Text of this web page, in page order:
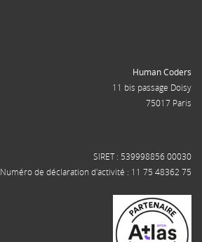
Human Coders
11 bis passage Doisy
75017 Paris
SIRET : 539998856 00030
Numéro de déclaration d'activité : 11 75 48362 75